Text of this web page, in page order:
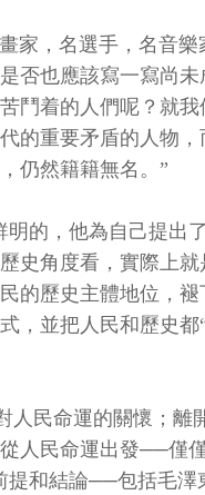
家，名選手，名音
否也應該寫一寫尚
鬥着的人們呢？就
的重要矛盾的人物
仍然籍籍無名。”
明的，他為自己提
史角度看，實際上
的歷史主體地位，
，並把人民和歷史
人民命運的關懷；
人民命運出發──僅
提和結論──包括毛